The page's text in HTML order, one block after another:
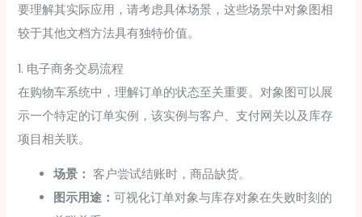
要理解其实际应用，请考虑具体场景，这些场景中对象图相
较于其他文档方法具有独特价值。
1. 电子商务交易流程
在购物车系统中，理解订单的状态至关重要。对象图可以展
示一个特定的订单实例，该实例与客户、支付网关以及库存
项目相关联。
场景： 客户尝试结账时，商品缺货。
图示用途：可视化订单对象与库存对象在失败时刻的